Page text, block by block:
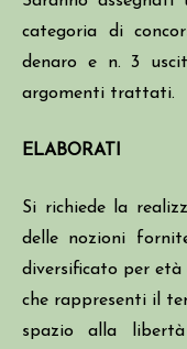
categoria di
denaro e n. 3
argomenti trattati.
ELABORATI
Si richiede la
delle nozioni
diversificato per età
che rappresenti il
spazio alla